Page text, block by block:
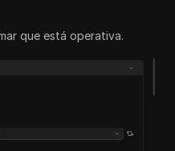
que está operativa.